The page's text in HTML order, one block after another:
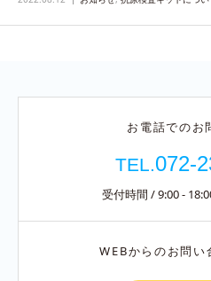
お電話でのお
TEL.072-
受付時間 / 9:00 -
WEBからのお問い